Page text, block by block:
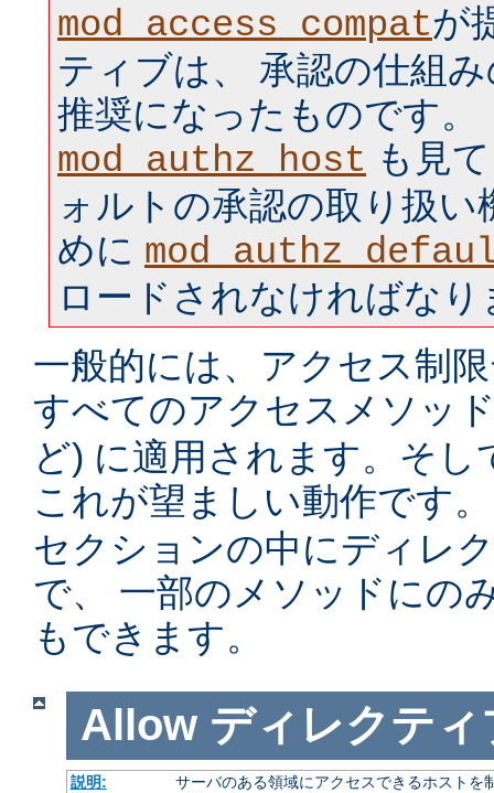
mod_access_compatが
ティブは、 承認の仕組
推奨になったものです。
mod_authz_host も見
ォルトの承認の取り扱
めに
ロードされなければなり
一般的には、アクセス制
すべてのアクセスメソッ
ど) に適用されます。そ
これが望ましい動作です
セクションの中にディレ
で、 一部のメソッドにの
もできます。
Allow ディレクティ
説明:
サーバのある領域にアクセスできるホストを